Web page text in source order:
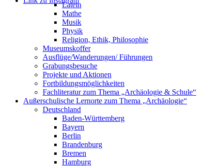
Latein
Mathe
Musik
Physik
Religion, Ethik, Philosophie
Museumskoffer
Ausflüge/Wanderungen/ Führungen
Grabungsbesuche
Projekte und Aktionen
Fortbildungsmöglichkeiten
Fachliteratur zum Thema „Archäologie & Schule“
Außerschulische Lernorte zum Thema „Archäologie“
Deutschland
Baden-Württemberg
Bayern
Berlin
Brandenburg
Bremen
Hamburg